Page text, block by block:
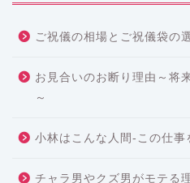
ご祝儀の相場とご祝儀袋の
お見合いのお断り理由～将
～
小林はこんな人間-この仕
チャラ男やクズ男がモテる